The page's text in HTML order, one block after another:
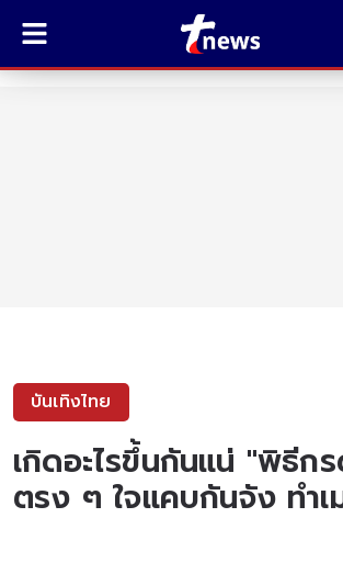
บันเทิงไทย
เกิดอะไรขึ้นกันแน่ "พิธีก
ตรง ๆ ใจแคบกันจัง ทำ